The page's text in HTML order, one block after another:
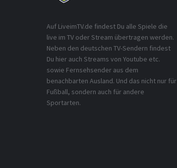
Auf LiveimTV.de findest Du alle Spiele die
live im TV oder Stream übertragen werden.
Neben den deutschen TV-Sendern findest
Du hier auch Streams von Youtube etc.
sowie Fernsehsender aus dem
benachbarten Ausland. Und das nicht nur für
Fußball, sondern auch für andere
Sportarten.